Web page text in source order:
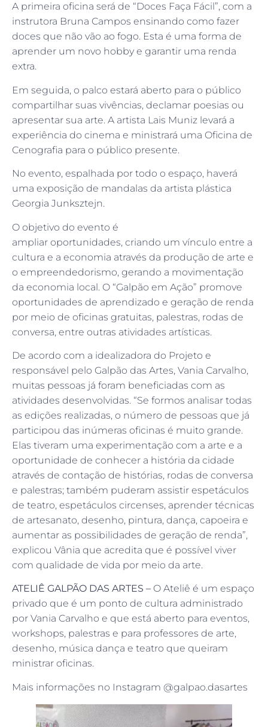
A primeira oficina será de “Doces Faça Fácil”, com a
instrutora Bruna Campos ensinando como fazer
doces que não vão ao fogo. Esta é uma forma de
aprender um novo hobby e garantir uma renda
extra.
Em seguida, o palco estará aberto para o público
compartilhar suas vivências, declamar poesias ou
apresentar sua arte. A artista Lais Muniz levará a
experiência do cinema e ministrará uma Oficina de
Cenografia para o público presente.
No evento, espalhada por todo o espaço, haverá
uma exposição de mandalas da artista plástica
Georgia Junksztejn.
O objetivo do evento é
ampliar oportunidades, criando um vínculo entre a
cultura e a economia através da produção de arte e
o empreendedorismo, gerando a movimentação
da economia local. O “Galpão em Ação” promove
oportunidades de aprendizado e geração de renda
por meio de oficinas gratuitas, palestras, rodas de
conversa, entre outras atividades artísticas.
De acordo com a idealizadora do Projeto e
responsável pelo Galpão das Artes, Vania Carvalho,
muitas pessoas já foram beneficiadas com as
atividades desenvolvidas. “Se formos analisar todas
as edições realizadas, o número de pessoas que já
participou das inúmeras oficinas é muito grande.
Elas tiveram uma experimentação com a arte e a
oportunidade de conhecer a história da cidade
através de contação de histórias, rodas de conversa
e palestras; também puderam assistir espetáculos
de teatro, espetáculos circenses, aprender técnicas
de artesanato, desenho, pintura, dança, capoeira e
aumentar as possibilidades de geração de renda”,
explicou Vânia que acredita que é possível viver
com qualidade de vida por meio da arte.
ATELIÊ GALPÃO DAS ARTES – O Ateliê é um espaço
privado que é um ponto de cultura administrado
por Vania Carvalho e que está aberto para eventos,
workshops, palestras e para professores de arte,
desenho, música dança e teatro que queiram
ministrar oficinas.
Mais informações no Instagram @galpao.dasartes